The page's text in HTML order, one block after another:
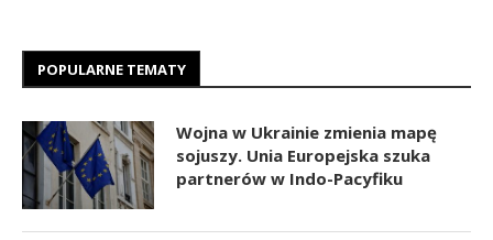
POPULARNE TEMATY
Wojna w Ukrainie zmienia mapę
sojuszy. Unia Europejska szuka
partnerów w Indo-Pacyfiku